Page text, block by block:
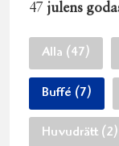
47 julens
Alla (47)
Buffé (7)
Huvudrätt (2)